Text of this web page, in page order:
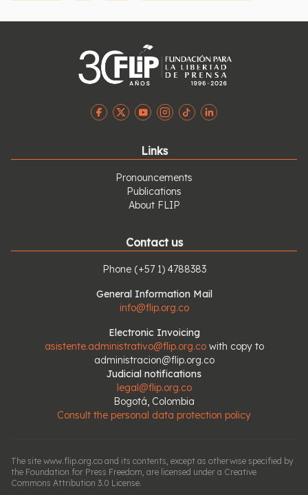
Links
Pronouncements
Publications
About FLIP
Contact us
Phone (+57 1) 4788383
General Information Mail
info@flip.org.co
Electronic Invoicing
asistente.administrativo@flip.org.co with copy to
administracion@flip.org.co
Judicial notifications
legal@flip.org.co
Bogotá, Colombia
Consult the personal data protection policy
The site www.flip.org.co and its contents, except as otherwise specified by
the Foundation for Press Freedom, are licensed under a Creative
Commons Attribution 3.0 License.